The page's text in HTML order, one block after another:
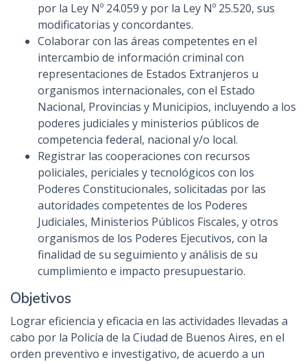
por la Ley Nº 24.059 y por la Ley Nº 25.520, sus
modificatorias y concordantes.
Colaborar con las áreas competentes en el
intercambio de información criminal con
representaciones de Estados Extranjeros u
organismos internacionales, con el Estado
Nacional, Provincias y Municipios, incluyendo a los
poderes judiciales y ministerios públicos de
competencia federal, nacional y/o local.
Registrar las cooperaciones con recursos
policiales, periciales y tecnológicos con los
Poderes Constitucionales, solicitadas por las
autoridades competentes de los Poderes
Judiciales, Ministerios Públicos Fiscales, y otros
organismos de los Poderes Ejecutivos, con la
finalidad de su seguimiento y análisis de su
cumplimiento e impacto presupuestario.
Objetivos
Lograr eficiencia y eficacia en las actividades llevadas a
cabo por la Policía de la Ciudad de Buenos Aires, en el
orden preventivo e investigativo, de acuerdo a un